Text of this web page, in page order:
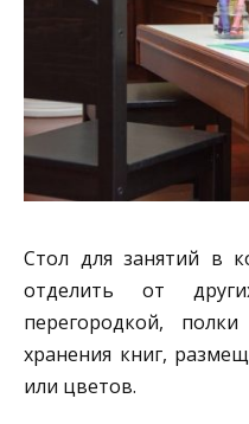
Стол для занятий в
отделить от
перегородкой,
хранения книг,
или цветов.